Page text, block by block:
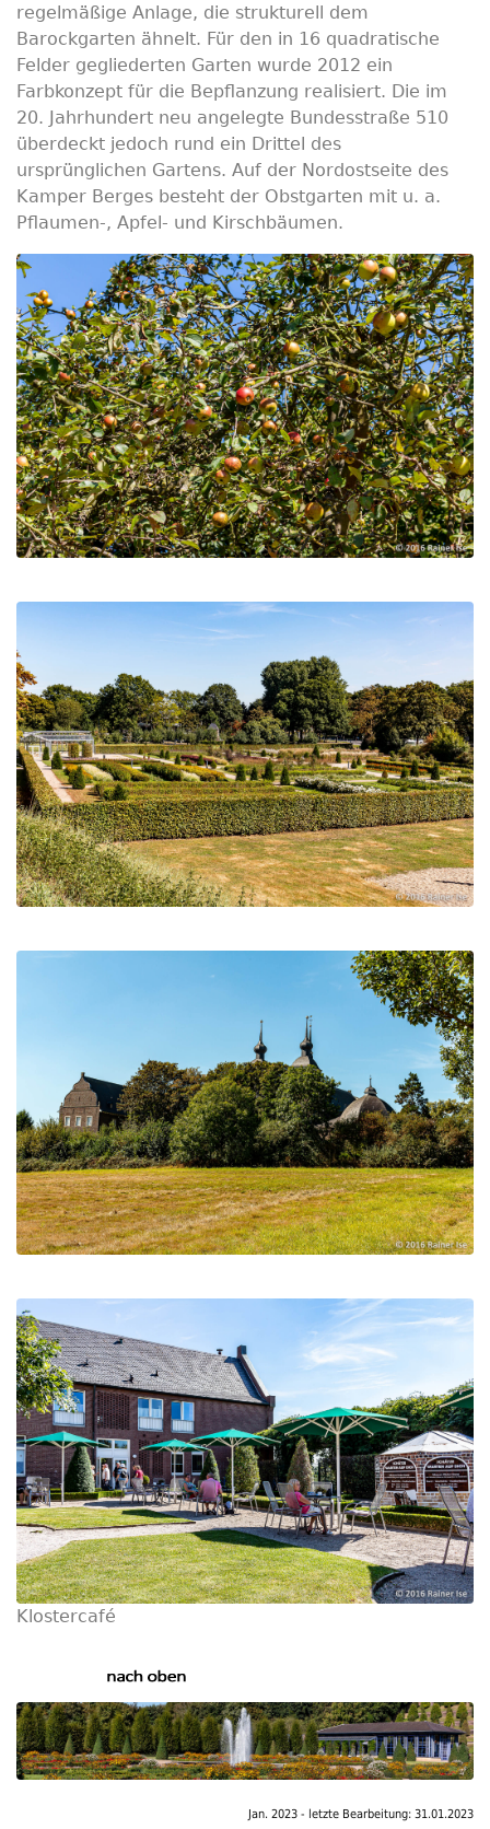
regelmäßige Anlage, die strukturell dem
Barockgarten ähnelt. Für den in 16 quadratische
Felder gegliederten Garten wurde 2012 ein
Farbkonzept für die Bepflanzung realisiert. Die im
20. Jahrhundert neu angelegte Bundesstraße 510
überdeckt jedoch rund ein Drittel des
ursprünglichen Gartens. Auf der Nordostseite des
Kamper Berges besteht der Obstgarten mit u. a.
Pflaumen-, Apfel- und Kirschbäumen.
Klostercafé
Jan. 2023 - letzte Bearbeitung: 31.01.2023